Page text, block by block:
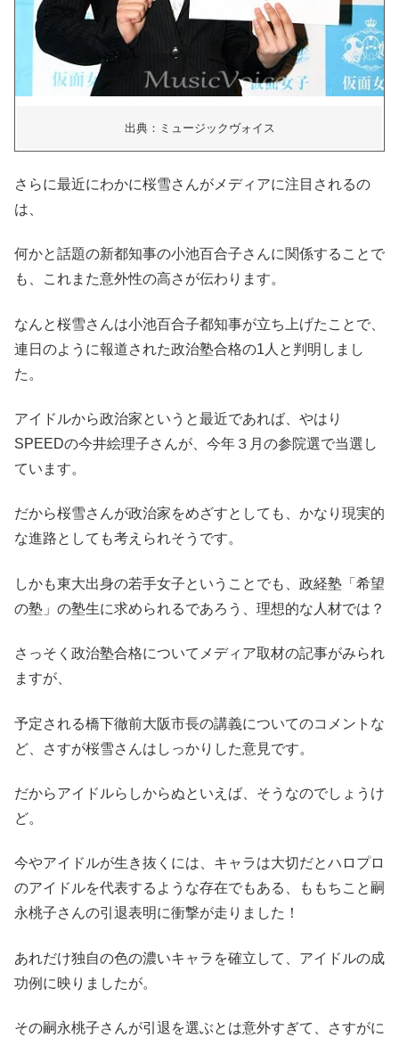
出典：ミュージックヴォイス
さらに最近にわかに桜雪さんがメディアに注目されるの
は、
何かと話題の新都知事の小池百合子さんに関係することで
も、これまた意外性の高さが伝わります。
なんと桜雪さんは小池百合子都知事が立ち上げたことで、
連日のように報道された政治塾合格の1人と判明しまし
た。
アイドルから政治家というと最近であれば、やはり
SPEEDの今井絵理子さんが、今年３月の参院選で当選し
ています。
だから桜雪さんが政治家をめざすとしても、かなり現実的
な進路としても考えられそうです。
しかも東大出身の若手女子ということでも、政経塾「希望
の塾」の塾生に求められるであろう、理想的な人材では？
さっそく政治塾合格についてメディア取材の記事がみられ
ますが、
予定される橋下徹前大阪市長の講義についてのコメントな
ど、さすが桜雪さんはしっかりした意見です。
だからアイドルらしからぬといえば、そうなのでしょうけ
ど。
今やアイドルが生き抜くには、キャラは大切だとハロプロ
のアイドルを代表するような存在でもある、ももちこと嗣
永桃子さんの引退表明に衝撃が走りました！
あれだけ独自の色の濃いキャラを確立して、アイドルの成
功例に映りましたが。
その嗣永桃子さんが引退を選ぶとは意外すぎて、さすがに